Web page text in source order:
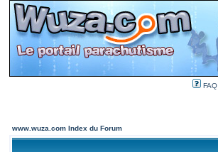
FAQ
www.wuza.com Index du Forum